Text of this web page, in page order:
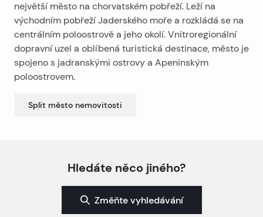
největší město na chorvatském pobřeží. Leží na
východním pobřeží Jaderského moře a rozkládá se na
centrálním poloostrově a jeho okolí. Vnitroregionální
dopravní uzel a oblíbená turistická destinace, město je
spojeno s jadranskými ostrovy a Apeninským
poloostrovem.
Split město nemovitosti
Hledáte něco jiného?
Změňte vyhledávání